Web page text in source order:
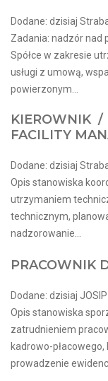
Dodane: dzisiaj
Zadania: nadzór nad
Spółce w zakresie
usługi z umową,
powierzonym...
KIEROWNIK /
FACILITY
Dodane: dzisiaj
Opis stanowiska
utrzymaniem
technicznym,
nadzorowanie...
PRACOWNIK
Dodane: dzisiaj
Opis stanowiska
zatrudnieniem
kadrowo-
prowadzenie